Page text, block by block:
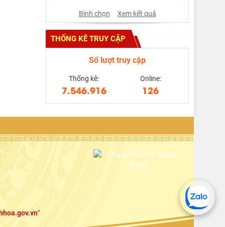
Bình chọn Xem kết quả
THỐNG KÊ TRUY CẬP
Số lượt truy cập
Thống kê:
7.546.916
Online:
126
"